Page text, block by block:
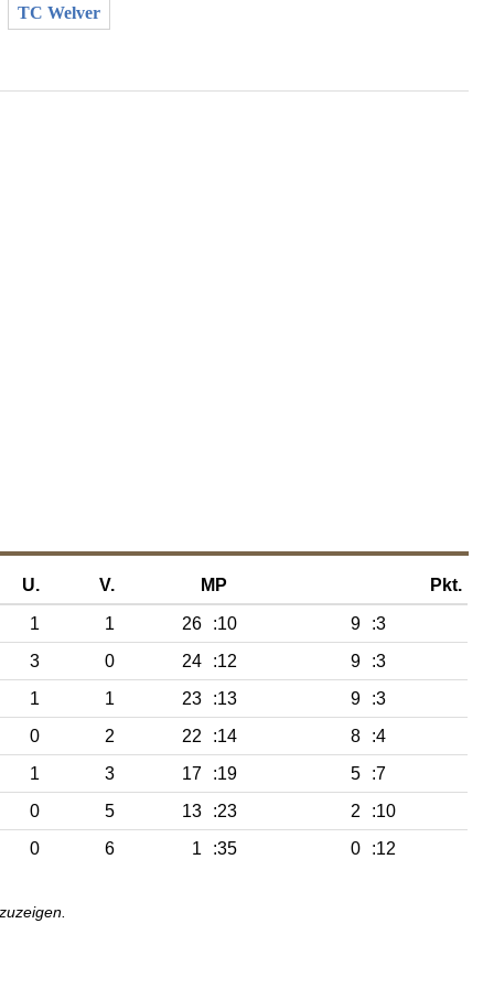
TC Welver
U. V. MP Pkt.
1 1 26 :10 9
:3
3 0 24 :12 9
:3
1 1 23 :13 9
:3
0 2 22 :14 8
:4
1 3 17 :19 5
:7
0 5 13 :23 2
:10
0 6 1 :35 0 :12